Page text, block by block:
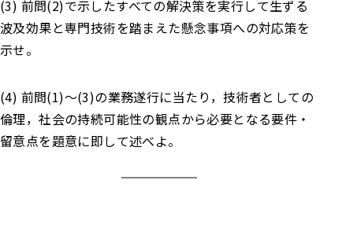
(3) 前問(2)で示したすべての解決策を実行して生ずる
波及効果と専門技術を踏まえた懸念事項への対応策を
示せ。
(4) 前問(1)～(3)の業務遂行に当たり，技術者としての
倫理，社会の持続可能性の観点から必要となる要件・
留意点を題意に即して述べよ。